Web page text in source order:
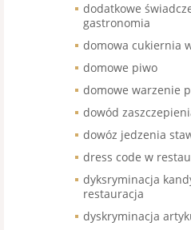
dodatkowe
gastronomia
domowa cukiernia
domowe piwo
domowe warzenie
dowód
dowóz jedzenia
dress code w
dyksryminacja
restauracja
dyskryminacja